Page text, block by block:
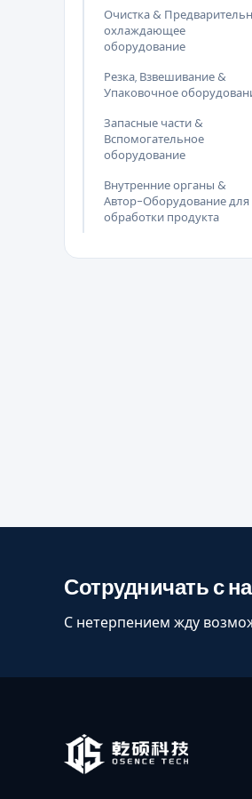
Очистка &
охлаждающее
оборудование
Резка, Взвешивание &
Упаковочное
Запасные части &
Вспомогательное
оборудование
Внутренние органы &
Автор-Оборудование для
обработки продукта
Сотрудничать с
С нетерпением жду